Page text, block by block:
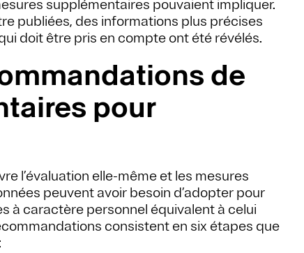
supplémentaires pouvaient impliquer.
publiées, des informations plus précises
doit être pris en compte ont été révélés.
de
pour
l’évaluation elle-même et les mesures
peuvent avoir besoin d’adopter pour
à caractère personnel équivalent à celui
consistent en six étapes que